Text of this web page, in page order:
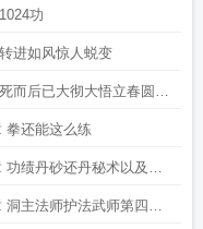
功
进如风惊人蜕变
而后已大彻大悟立春圆满
拳还能这么练
功绩丹砂还丹秘术以及杂
曙光
洞主法师护法武师第四气